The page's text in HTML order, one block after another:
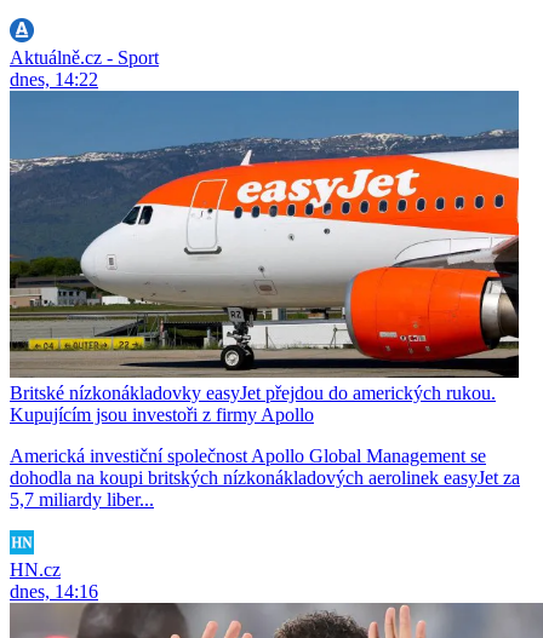
Aktuálně.cz - Sport
dnes, 14:22
Britské nízkonákladovky easyJet přejdou do amerických rukou.
Kupujícím jsou investoři z firmy Apollo
Americká investiční společnost Apollo Global Management se
dohodla na koupi britských nízkonákladových aerolinek easyJet za
5,7 miliardy liber...
HN.cz
dnes, 14:16